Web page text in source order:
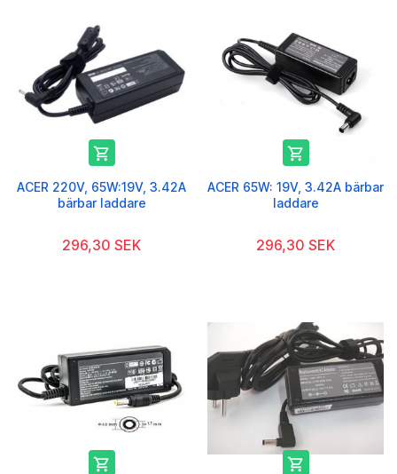

ACER 220V, 65W:19V, 3.42A
bärbar laddare
296,30 SEK

ACER 65W: 19V, 3.42A bärbar
laddare
296,30 SEK
 